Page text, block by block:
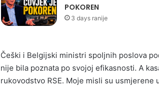
POKOREN
3 days ranije
Češki i Belgijski ministri spoljnih poslova
nije bila poznata po svojoj efikasnosti. A
rukovodstvo RSE. Moje misli su usmjerene